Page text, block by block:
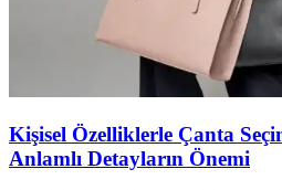
Kişisel Özelliklerle Çanta
Anlamlı Detayların Önemi